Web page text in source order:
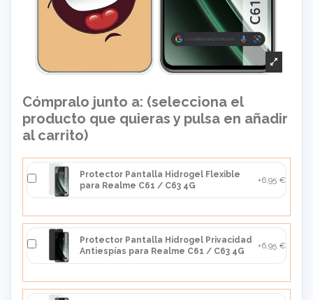
Cómpralo junto a: (selecciona el
producto que quieras y pulsa en añadir
al carrito)
Protector Pantalla Hidrogel Flexible
para Realme C61 / C63 4G
+6,95 €
Protector Pantalla Hidrogel Privacidad
Antiespías para Realme C61 / C63 4G
+6,95 €